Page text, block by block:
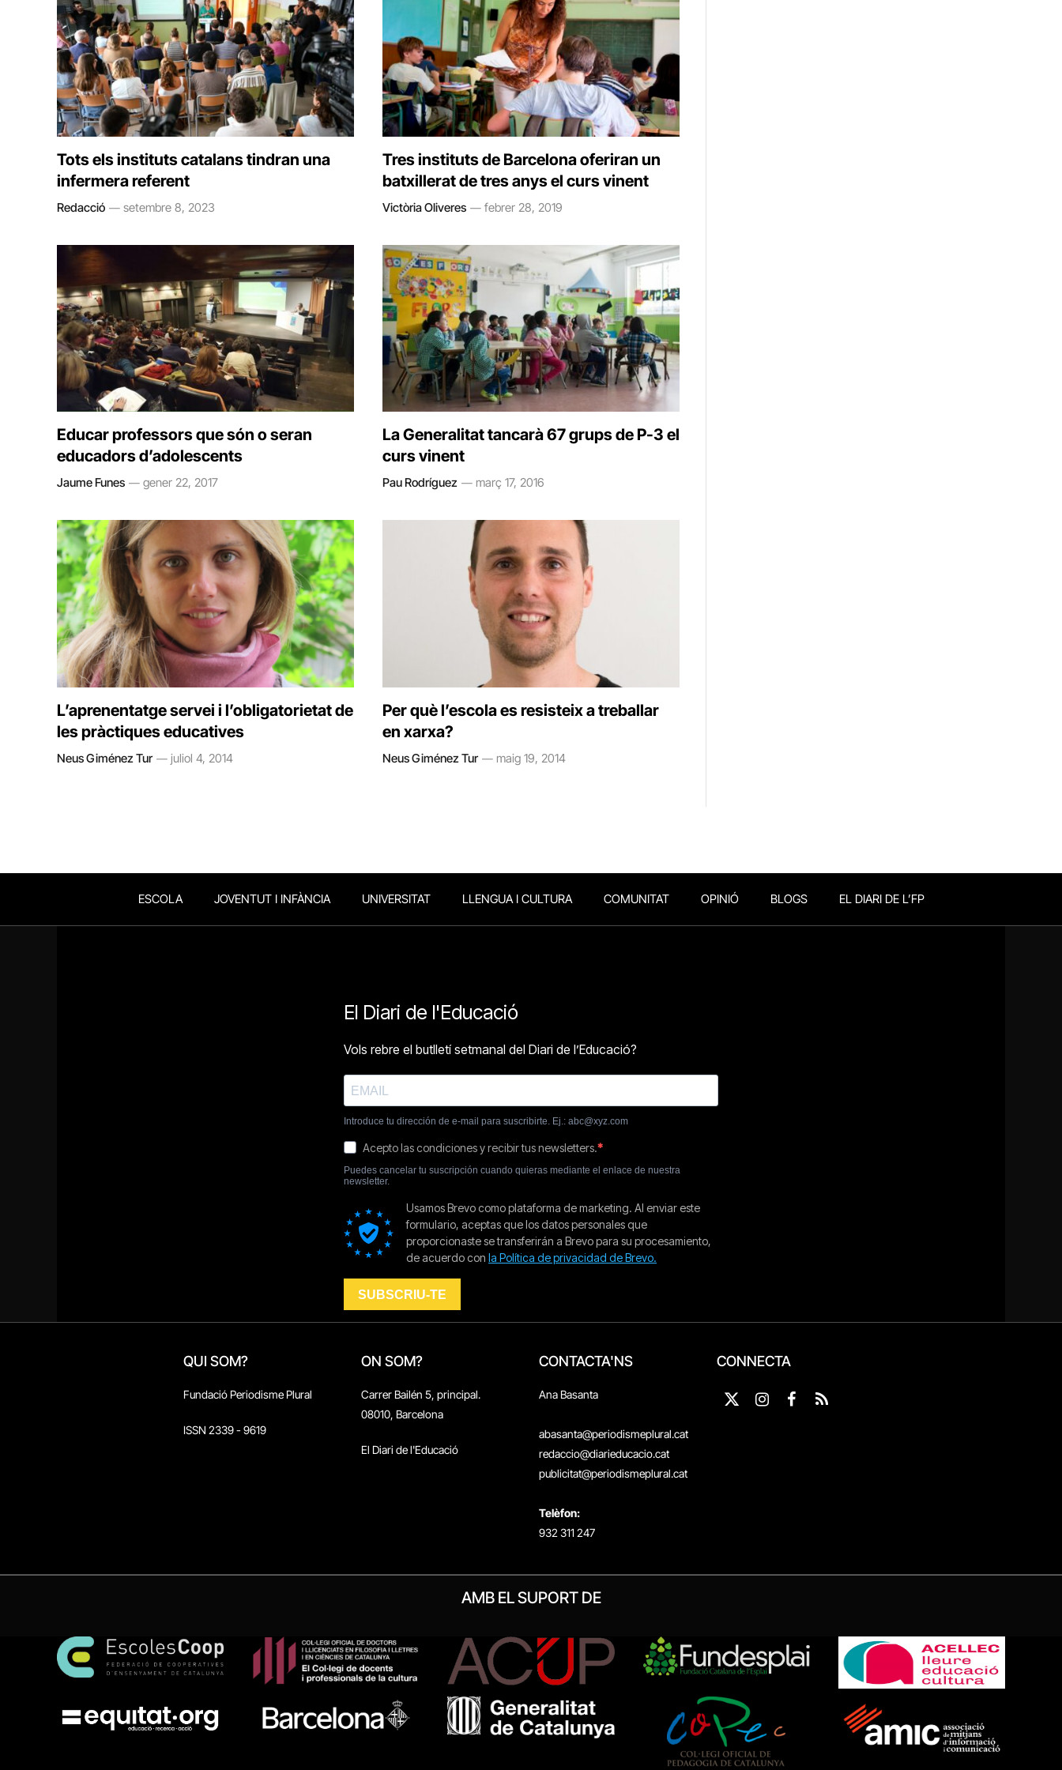
Tots els instituts catalans tindran una
infermera referent
Redacció setembre 8, 2023
Tres instituts de Barcelona oferiran un
batxillerat de tres anys el curs vinent
Victòria Oliveres febrer 28, 2019
Educar professors que són o seran
educadors d’adolescents
Jaume Funes gener 22, 2017
La Generalitat tancarà 67 grups de P-3 el
curs vinent
Pau Rodríguez març 17, 2016
L’aprenentatge servei i l’obligatorietat de
les pràctiques educatives
Neus Giménez Tur juliol 4, 2014
Per què l’escola es resisteix a treballar
en xarxa?
Neus Giménez Tur maig 19, 2014
ESCOLA JOVENTUT I INFÀNCIA UNIVERSITAT LLENGUA I CULTURA COMUNITAT OPINIÓ BLOGS EL DIARI DE L’FP
QUI SOM?
Fundació Periodisme Plural
ISSN 2339 - 9619
ON SOM?
Carrer Bailén 5, principal.
08010, Barcelona
El Diari de l'Educació
CONTACTA'NS
Ana Basanta
abasanta@periodismeplural.cat
redaccio@diarieducacio.cat
publicitat@periodismeplural.cat
Telèfon:
932 311 247
CONNECTA
X
Instagram
Facebook
RSS
AMB EL SUPORT DE